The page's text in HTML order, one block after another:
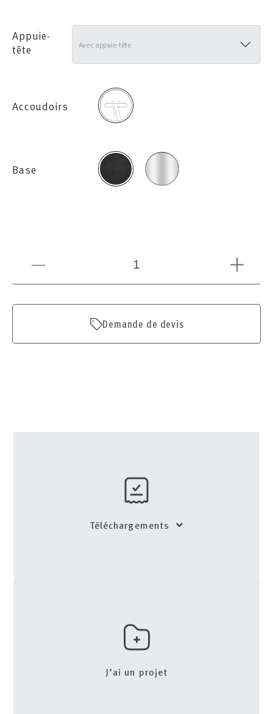
Appuie-
tête
Accoudoirs
2D
Base
Noire Chromée
Demande de devis
Téléchargements
J’ai un projet